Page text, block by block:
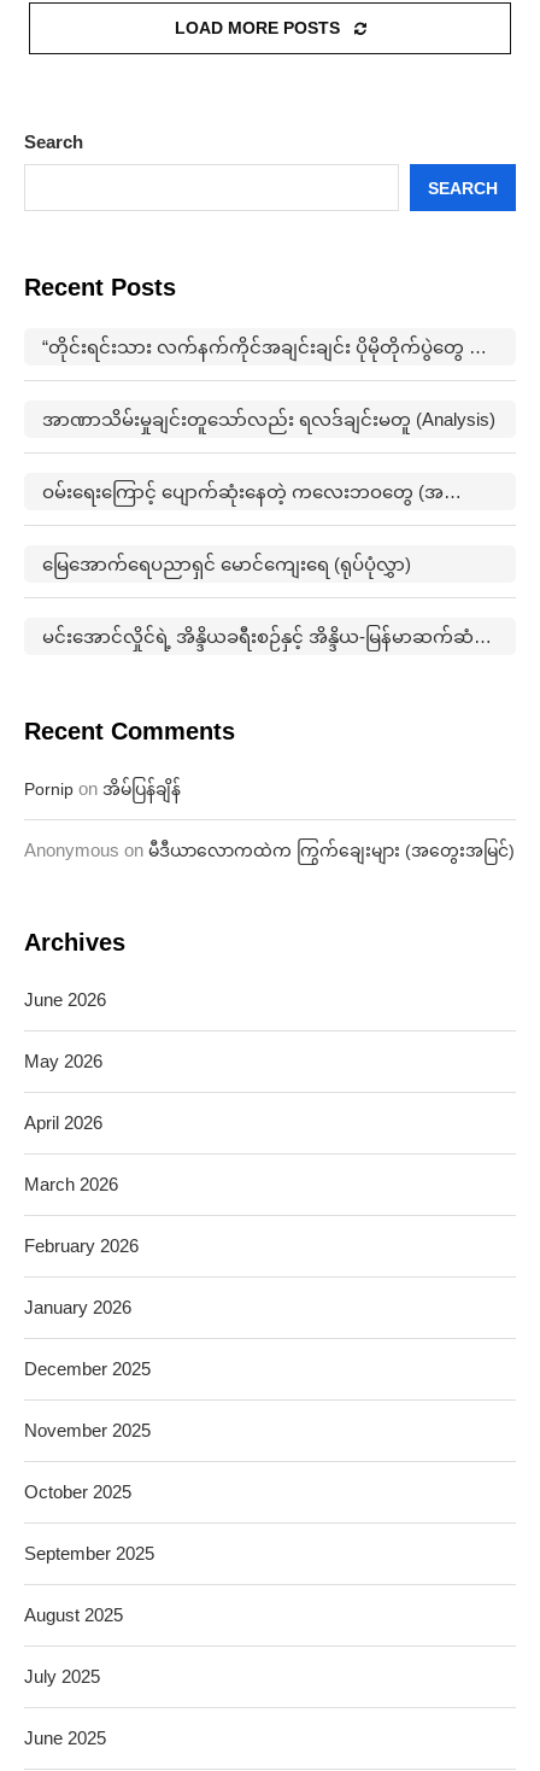
LOAD MORE POSTS
Search
SEARCH
Recent Posts
“တိုင်းရင်းသား လက်နက်ကိုင်အချင်းချင်း ပိုမိုတိုက်ပွဲတွေ ဖြစ်ပွားမှုတွေက မြေရှားနဲ့ ပတ်သက်ပြီးတော့ ထိပ်တိုက်များလာတယ်”
အာဏာသိမ်းမှုချင်းတူသော်လည်း ရလဒ်ချင်းမတူ (Analysis)
ဝမ်းရေးကြောင့် ပျောက်ဆုံးနေတဲ့ ကလေးဘဝတွေ (အတွေးအမြင်)
မြေအောက်ရေပညာရှင် မောင်ကျေးရေ (ရုပ်ပုံလွှာ)
မင်းအောင်လှိုင်ရဲ့ အိန္ဒိယခရီးစဉ်နှင့် အိန္ဒိယ-မြန်မာဆက်ဆံရေးနောက်ကွယ်က မဟာဗျူဟာ (အတွေးအမြင်)
Recent Comments
Pornip on အိမ်ပြန်ချိန်
Anonymous on မီဒီယာလောကထဲက ကြွက်ချေးများ (အတွေးအမြင်)
Archives
June 2026
May 2026
April 2026
March 2026
February 2026
January 2026
December 2025
November 2025
October 2025
September 2025
August 2025
July 2025
June 2025